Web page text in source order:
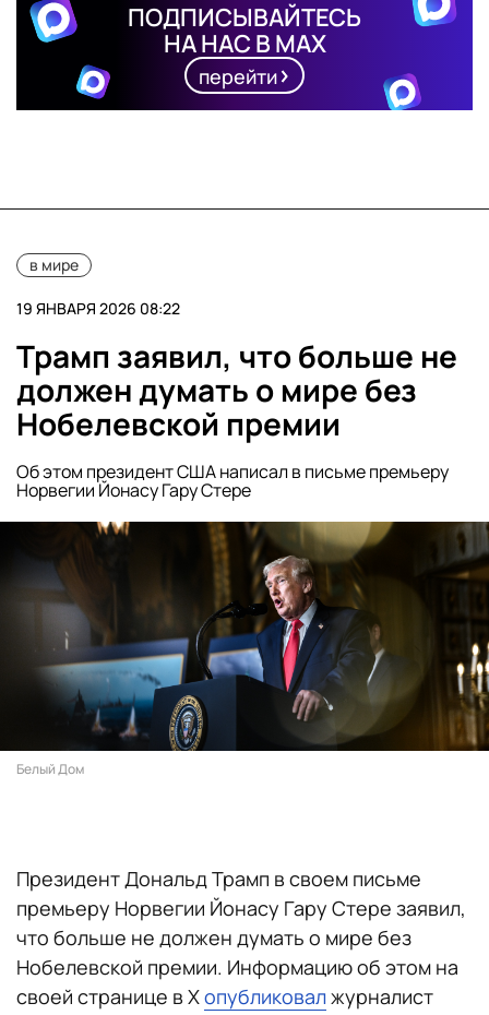
ПОДПИСЫВАЙТЕСЬ
НА НАС В MAX
перейти
в мире
19 ЯНВАРЯ 2026 08:22
Трамп заявил, что больше не
должен думать о мире без
Нобелевской премии
Об этом президент США написал в письме премьеру
Норвегии Йонасу Гару Стере
Белый Дом
Президент Дональд Трамп в своем письме
премьеру Норвегии Йонасу Гару Стере заявил,
что больше не должен думать о мире без
Нобелевской премии. Информацию об этом на
своей странице в Хопубликовалжурналист